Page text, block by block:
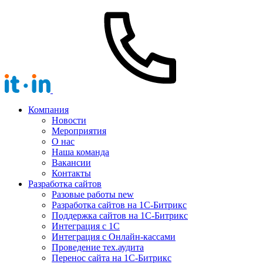
Компания
Новости
Мероприятия
О нас
Наша команда
Вакансии
Контакты
Разработка сайтов
Разовые работы new
Разработка сайтов на 1С-Битрикс
Поддержка сайтов на 1С-Битрикс
Интеграция с 1С
Интеграция с Онлайн-кассами
Проведение тех.аудита
Перенос сайта на 1С-Битрикс